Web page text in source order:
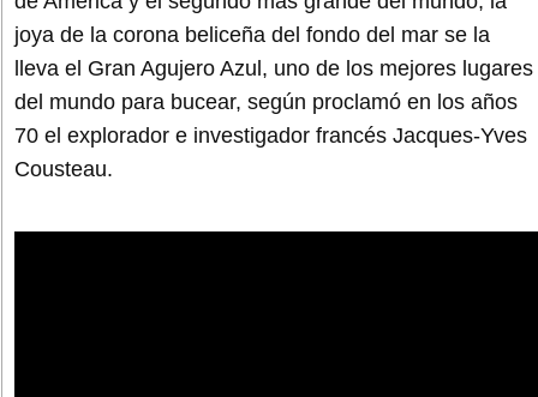
joya de la corona beliceña del fondo del mar se la
lleva el Gran Agujero Azul, uno de los mejores lugares
del mundo para bucear, según proclamó en los años
70 el explorador e investigador francés Jacques-Yves
Cousteau.